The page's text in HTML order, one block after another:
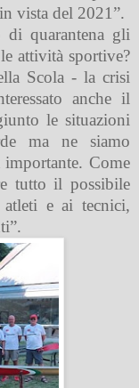
vista del 2021”.
quarantena gli
attività sportive?
Scola - la crisi
anche il
le situazioni
ma ne siamo
Come
tutto il possibile
e ai tecnici,